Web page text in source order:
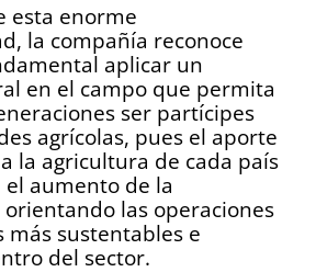
esta enorme
la compañía reconoce
aplicar un
en el campo que permita
ser partícipes
agrícolas, pues el aporte
la agricultura de cada país
aumento de la
las operaciones
más sustentables e
del sector.